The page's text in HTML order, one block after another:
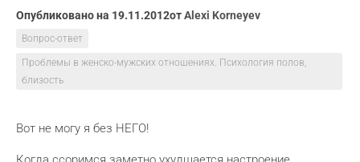
Опубликовано на 19.11.2012отAlexi Korneyev
Вопрос-ответ
Проблемы в женско-мужских отношениях. Психология полов,
близость
Вот не могу я без НЕГО!